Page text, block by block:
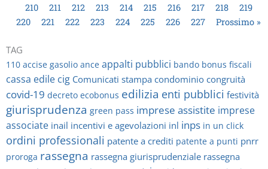
210
211 212 213 214 215 216 217 218
219
220
221 222 223 224 225 226 227 Prossimo »
TAG
110 accise gasolio ance appalti pubblici bando bonus fiscali
cassa edile cig Comunicati stampa condominio congruità
covid-19 decreto ecobonus edilizia enti pubblici festività
giurisprudenza green pass imprese assistite imprese
associate inail incentivi e agevolazioni inl inps in un click
ordini professionali patente a crediti patente a punti pnrr
proroga rassegna rassegna giurisprudenziale rassegna